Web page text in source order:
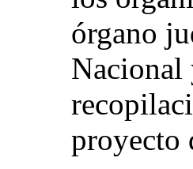
órgano
Nacional
proyecto